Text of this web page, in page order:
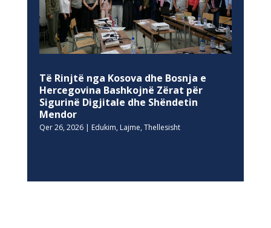
Të Rinjtë nga Kosova dhe Bosnja e
Hercegovina Bashkojnë Zërat për
Sigurinë Digjitale dhe Shëndetin
Mendor
Qer 26, 2026| Edukim, Lajme, Thellesisht